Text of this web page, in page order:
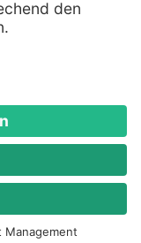
eingetragene
GmbH - Alle